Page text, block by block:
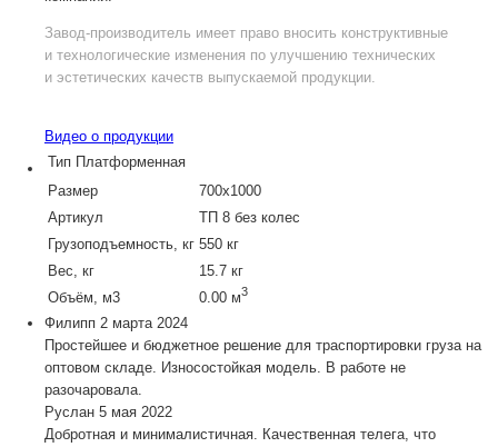
Завод-производитель имеет право вносить конструктивные
и технологические изменения по улучшению технических
и эстетических качеств выпускаемой продукции.
Видео о продукции
Тип Платформенная
Размер
700х1000
Артикул
ТП 8 без колес
Грузоподъемность, кг 550 кг
Вес, кг
15.7 кг
Объём, м3
0.00 м3
Филипп 2 марта 2024
Простейшее и бюджетное решение для траспортировки груза на
оптовом складе. Износостойкая модель. В работе не
разочаровала.
Руслан 5 мая 2022
Добротная и минималистичная. Качественная телега, что